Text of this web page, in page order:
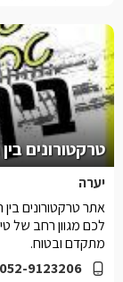
טרקטורונים
יערה
052-9123206
אתר טרקטורונים
לכם מגוון רחב של
מתקדם ובטוח.